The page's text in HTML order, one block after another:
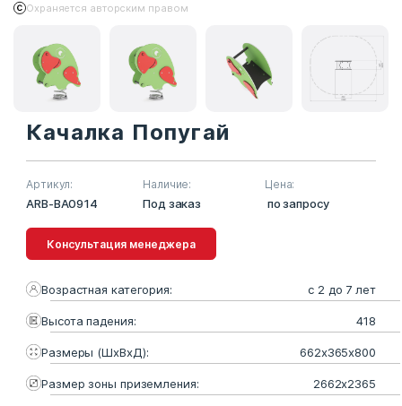
Охраняется авторским правом
Качалка Попугай
Артикул:
ARB-BA0914
Наличие:
Под заказ
Цена:
по запросу
Консультация менеджера
Возрастная категория: с 2 до 7 лет
Высота падения: 418
Размеры (ШхВхД): 662х365х800
Размер зоны приземления: 2662х2365